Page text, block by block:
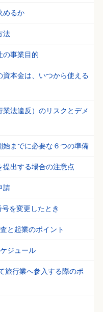
めるか
法
の事業目的
本金は、いつから使える
法違反）のリスクとデメ
までに必要な６つの準備
出する場合の注意点
請
を変更したとき
と起業のポイント
ジュール
旅行業へ参入する際のポ